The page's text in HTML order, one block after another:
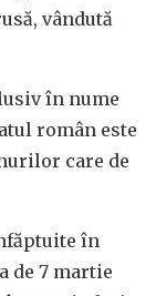
vândută
în nume
român este
care de
în
de 7 martie